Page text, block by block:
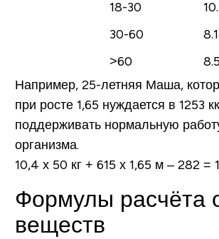
18-30
30-60
>60
Например, 25-летняя Маша,
при росте 1,65 нуждается в 1253
поддерживать нормальную
организма.
10,4 х 50 кг + 615 х 1,65 м – 282 =
Формулы расчёта
веществ